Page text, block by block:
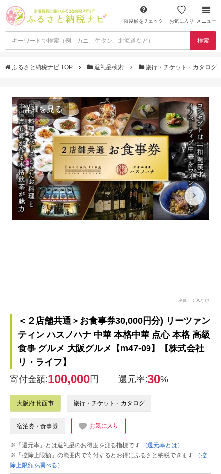
限度額をチェック お気に入り メニュー
検索
ふるさと納税ナビ TOP 返礼品検索 旅行・チケット・カタログ
詳細を見る
出典：ふるなび
＜２店舗共通＞お食事券30,000円分) リーツァン
ティン ハスノハナ 中華 本格中華 点心 本格 高級
食事 グルメ 大阪グルメ【m47-09】【株式会社
リ・ライフ】
寄付金額:100,000円 還元率:30%
大阪府 箕面市 旅行・チケット・カタログ
宿泊券・食事券 お気に入り
※「還元率」とは返礼品のお得度を測る指標です
（還元率とは）
※「控除上限額」の範囲内で寄付するとお得にふるさと納税できます
（控
除上限額を調べる）